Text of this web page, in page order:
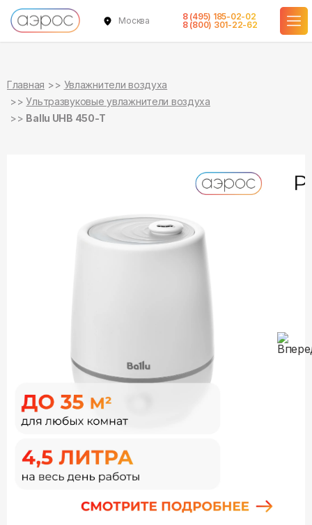
Москва
8 (495) 185-02-02
8 (800) 301-22-62
Главная
Увлажнители воздуха
Ультразвуковые увлажнители воздуха
Ballu UHB 450-T
в наличии